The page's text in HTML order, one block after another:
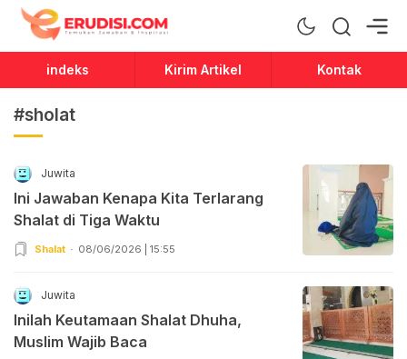
Erudisi
Temukan Jawaban dan Inspirasi
indeks Kirim Artikel Kontak
#sholat
Juwita
Ini Jawaban Kenapa Kita Terlarang
Shalat di Tiga Waktu
Shalat 08/06/2026 | 15:55
Juwita
Inilah Keutamaan Shalat Dhuha,
Muslim Wajib Baca